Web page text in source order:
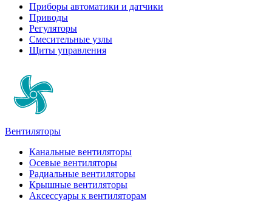
Приборы автоматики и датчики
Приводы
Регуляторы
Смесительные узлы
Щиты управления
Вентиляторы
Канальные вентиляторы
Осевые вентиляторы
Радиальные вентиляторы
Крышные вентиляторы
Аксессуары к вентиляторам